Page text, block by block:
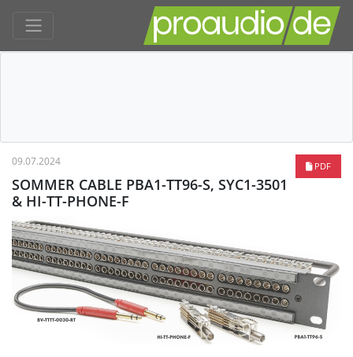
PDF
09.07.2024
SOMMER CABLE PBA1-TT96-S, SYC1-3501
& HI-TT-PHONE-F